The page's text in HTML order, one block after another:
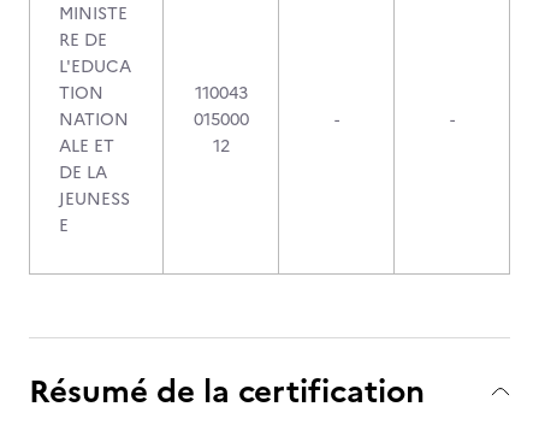
MINISTE
RE DE
L'EDUCA
TION
NATION
ALE ET
DE LA
JEUNESS
E
110043
015000
12
- -
Résumé de la certification